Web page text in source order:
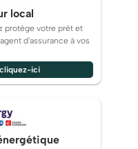
local
protège votre prêt et
d'assurance à vos
ici